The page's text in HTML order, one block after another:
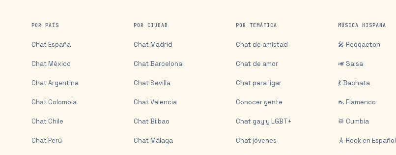
POR PAÍS
Chat España
Chat México
Chat Argentina
Chat Colombia
Chat Chile
Chat Perú
POR CIUDAD
Chat Madrid
Chat Barcelona
Chat Sevilla
Chat Valencia
Chat Bilbao
Chat Málaga
POR TEMÁTICA
Chat de amistad
Chat de amor
Chat para ligar
Conocer gente
Chat gay y LGBT+
Chat jóvenes
MÚSICA HISPANA
🎤 Reggaeton
🎺 Salsa
💃 Bachata
👠 Flamenco
🥁 Cumbia
🎸 Rock en Español